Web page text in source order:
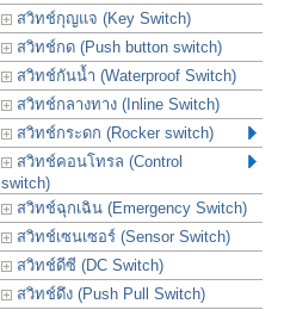
สวิทช์กุญแจ (Key Switch)
สวิทช์กด (Push button switch)
สวิทช์กันน้ำ (Waterproof Switch)
สวิทช์กลางทาง (Inline Switch)
สวิทช์กระดก (Rocker switch)
สวิทช์คอนโทรล (Control
switch)
สวิทช์ฉุกเฉิน (Emergency Switch)
สวิทช์เซนเซอร์ (Sensor Switch)
สวิทช์ดีซี (DC Switch)
สวิทช์ดึง (Push Pull Switch)